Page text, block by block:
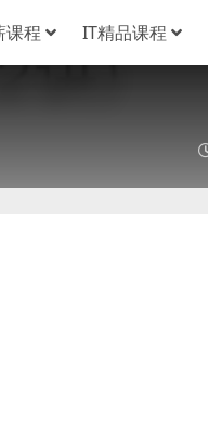
课程 IT精品课程